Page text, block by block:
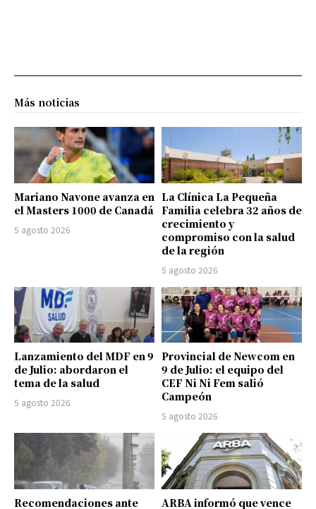
Más noticias
Mariano Navone avanza en
el Masters 1000 de Canadá
5 agosto 2026
La Clínica La Pequeña
Familia celebra 32 años de
crecimiento y
compromiso con la salud
de la región
5 agosto 2026
Lanzamiento del MDF en 9
de Julio: abordaron el
tema de la salud
5 agosto 2026
Provincial de Newcom en
9 de Julio: el equipo del
CEF Ni Ni Fem salió
Campeón
5 agosto 2026
Recomendaciones ante
ARBA informó que vence